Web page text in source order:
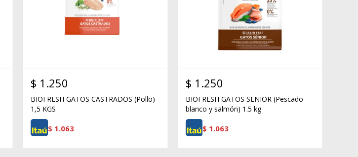
$ 1.250
BIOFRESH GATOS CASTRADOS (Pollo)
1,5 KGS
$ 1.063
$ 1.250
BIOFRESH GATOS SENIOR (Pescado
blanco y salmón) 1.5 kg
$ 1.063